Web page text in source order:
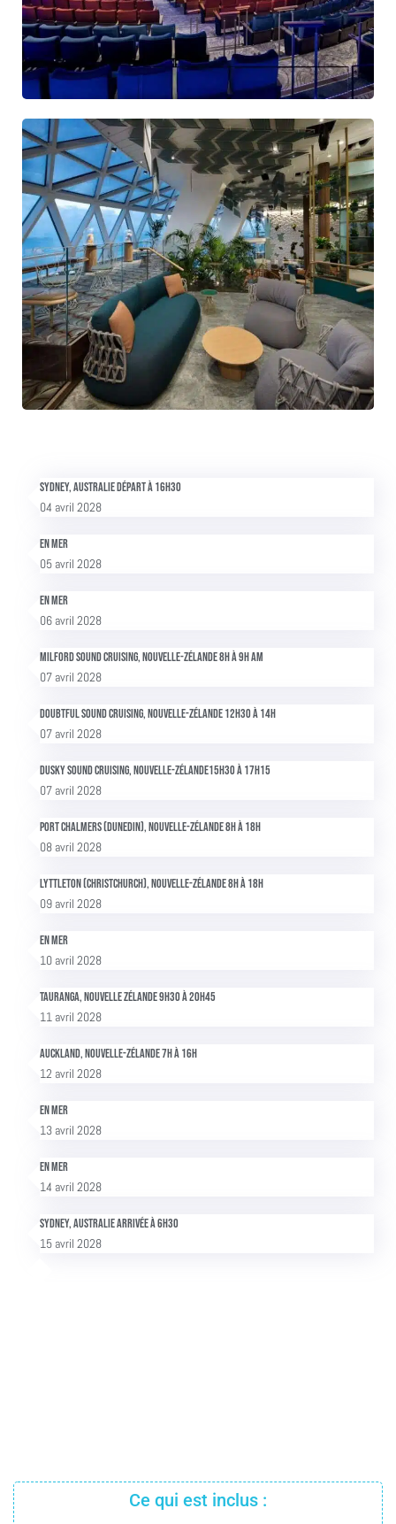
Sydney, Australie Départ à 16h30
04 avril 2028
En mer
05 avril 2028
En mer
06 avril 2028
Milford Sound cruising, Nouvelle-Zélande 8h à 9h am
07 avril 2028
Doubtful Sound cruising, Nouvelle-Zélande 12h30 à 14h
07 avril 2028
Dusky Sound cruising, Nouvelle-Zélande15h30 à 17h15
07 avril 2028
Port Chalmers (Dunedin), Nouvelle-Zélande 8h à 18h
08 avril 2028
Lyttleton (Christchurch), Nouvelle-Zélande 8h à 18h
09 avril 2028
En mer
10 avril 2028
Tauranga, Nouvelle Zélande 9h30 à 20h45
11 avril 2028
Auckland, Nouvelle-Zélande 7h à 16h
12 avril 2028
En mer
13 avril 2028
En mer
14 avril 2028
Sydney, Australie Arrivée à 6h30
15 avril 2028
Ce qui est inclus :